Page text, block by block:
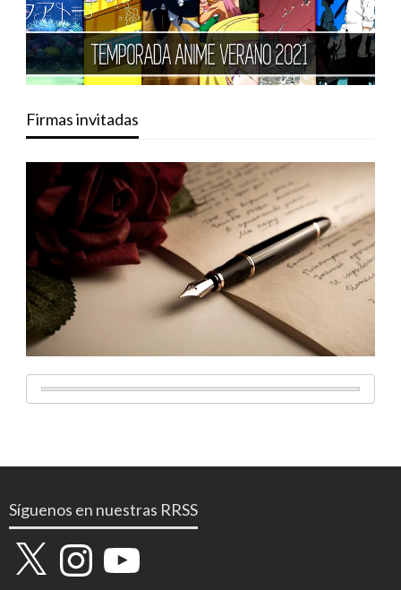
Firmas invitadas
Síguenos en nuestras RRSS
X InstagramYouTube